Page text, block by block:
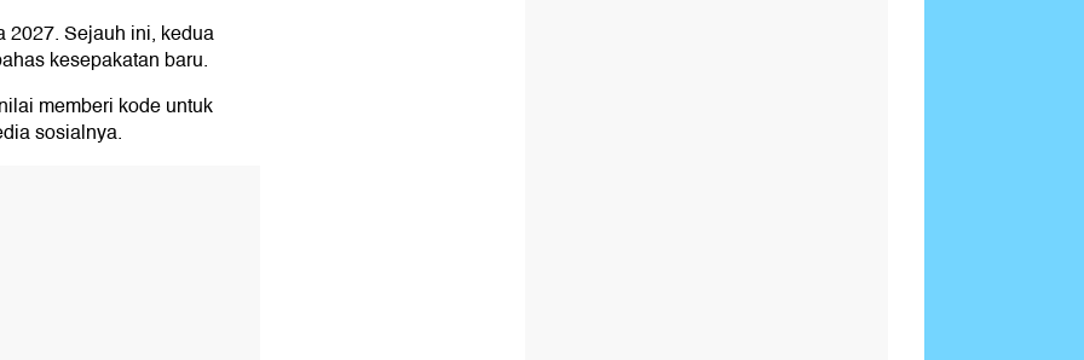
2027. Sejauh ini, kedua
kesepakatan baru.
memberi kode untuk
sosialnya.